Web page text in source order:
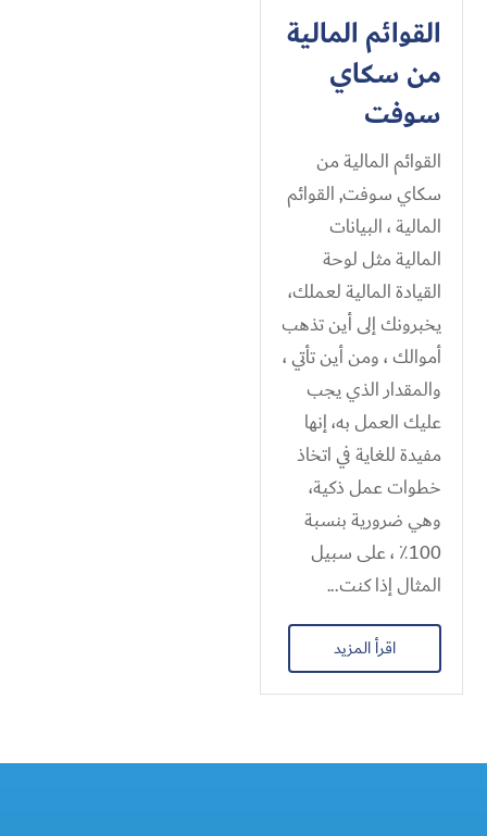
القوائم المالية
من سكاي
سوفت
القوائم المالية من
سكاي سوفت, القوائم
المالية ، البيانات
المالية مثل لوحة
القيادة المالية لعملك،
يخبرونك إلى أين تذهب
أموالك ، ومن أين تأتي ،
والمقدار الذي يجب
عليك العمل به، إنها
مفيدة للغاية في اتخاذ
خطوات عمل ذكية،
وهي ضرورية بنسبة
100٪ ، على سبيل
المثال إذا كنت...
اقرأ المزيد